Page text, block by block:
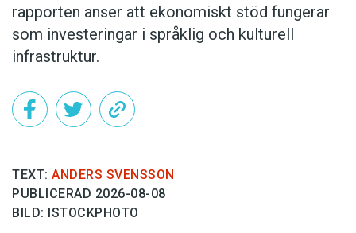
rapporten anser att ekonomiskt stöd fungerar
som investeringar i språklig och kulturell
infrastruktur.
TEXT: ANDERS SVENSSON
PUBLICERAD 2026-08-08
BILD: ISTOCKPHOTO